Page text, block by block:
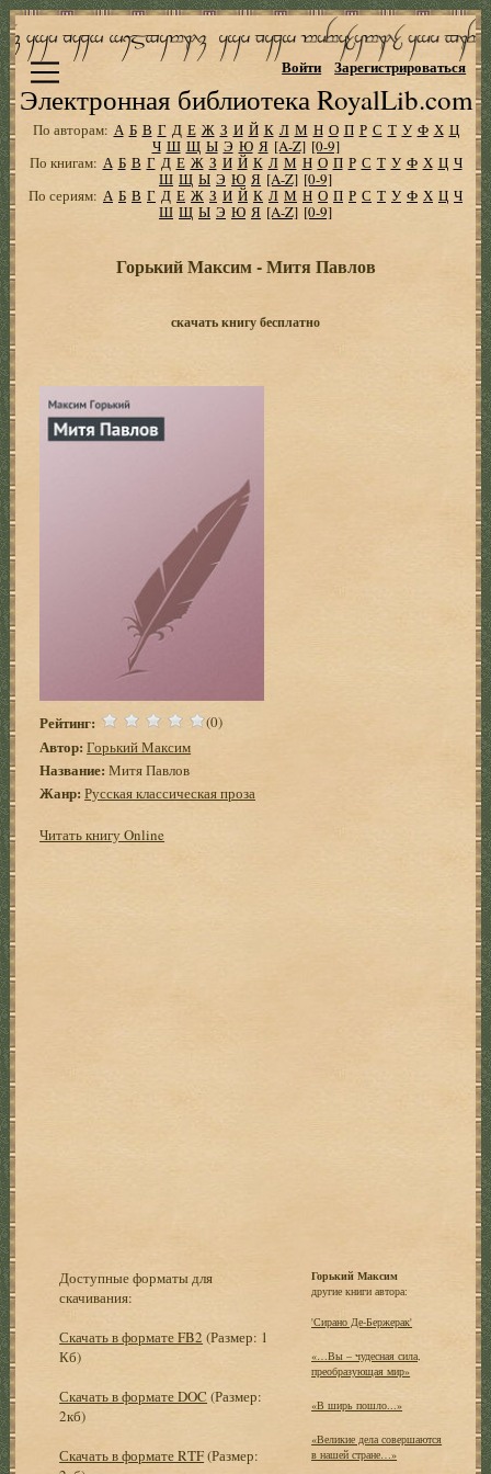
Электронная библиотека RoyalLib.com
Войти Зарегистрироваться
По авторам: А Б В Г Д Е Ж З И Й К Л М Н О П Р С Т У Ф Х Ц
Ч Ш Щ Ы Э Ю Я [A-Z] [0-9]
По книгам: А Б В Г Д Е Ж З И Й К Л М Н О П Р С Т У Ф Х Ц Ч
Ш Щ Ы Э Ю Я [A-Z] [0-9]
По сериям: А Б В Г Д Е Ж З И Й К Л М Н О П Р С Т У Ф Х Ц Ч
Ш Щ Ы Э Ю Я [A-Z] [0-9]
Горький Максим - Митя Павлов
скачать книгу бесплатно
Рейтинг: (0)
Автор: Горький Максим
Название: Митя Павлов
Жанр: Русская классическая проза
Читать книгу Online
Доступные форматы для
скачивания:
Скачать в формате FB2 (Размер: 1
Кб)
Скачать в формате DOC (Размер:
2кб)
Скачать в формате RTF(Размер:
Горький Максим
другие книги автора:
'Сирано Де-Бержерак'
«…Вы – чудесная сила,
преобразующая мир»
«В ширь пошло...»
«Великие дела совершаются
в нашей стране…»